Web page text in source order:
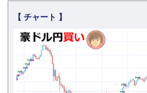
【 チャート 】